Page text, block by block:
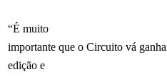
“É muito
importante que o Circuito vá
edição e